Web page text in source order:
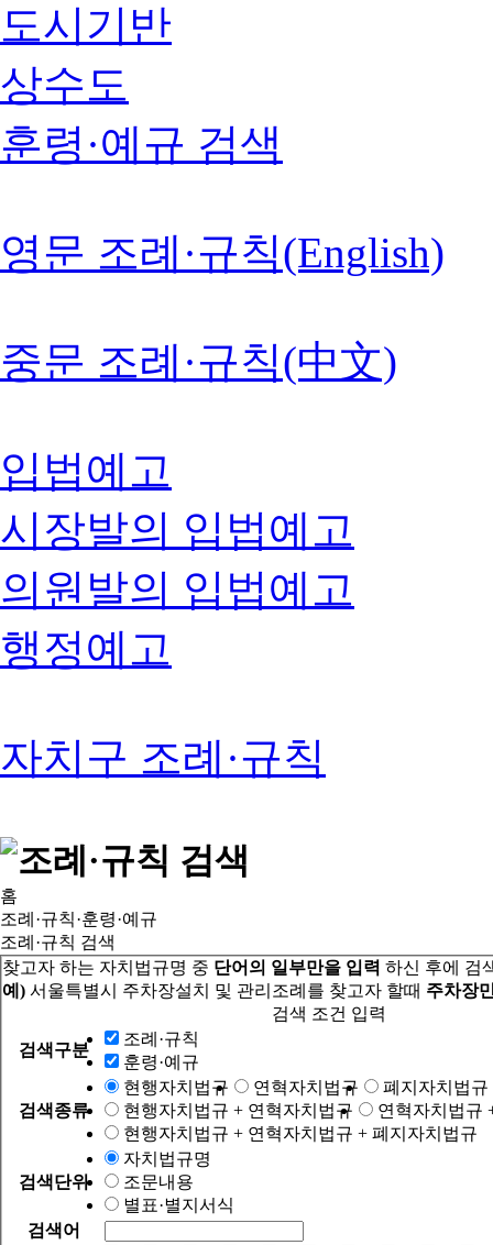
도시기반
상수도
훈령·예규 검색
영문 조례·규칙(English)
중문 조례·규칙(中文)
입법예고
시장발의 입법예고
의원발의 입법예고
행정예고
자치구 조례·규칙
홈
조례·규칙·훈령·예규
조례·규칙 검색
찾고자 하는 자치법규명 중 단어의 일부만을 입력 하신 후에 검
예) 서울특별시 주차장설치 및 관리조례를 찾고자 할때 주차장
검색 조건 입력
검색구분
조례·규칙
훈령·예규
검색종류
현행자치법규 연혁자치법규
폐지자치법규
현행자치법규 + 연혁자치법규
연혁자치법규
현행자치법규 + 연혁자치법규 + 폐지자치법규
검색단위
자치법규명
조문내용
별표·별지서식
검색어